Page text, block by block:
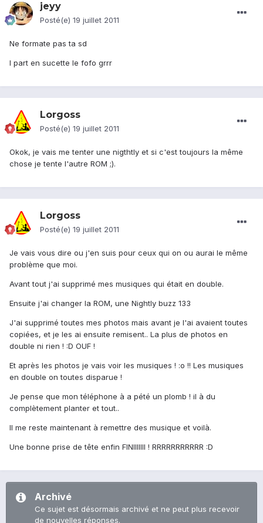
jeyy
Posté(e) 19 juillet 2011
Ne formate pas ta sd
I part en sucette le fofo grrr
Lorgoss
Posté(e) 19 juillet 2011
Okok, je vais me tenter une nigthtly et si c'est toujours la même
chose je tente l'autre ROM ;).
Lorgoss
Posté(e) 19 juillet 2011
Je vais vous dire ou j'en suis pour ceux qui on ou aurai le même
problème que moi.
Avant tout j'ai supprimé mes musiques qui était en double.
Ensuite j'ai changer la ROM, une Nightly buzz 133
J'ai supprimé toutes mes photos mais avant je l'ai avaient toutes
copiées, et je les ai ensuite remisent.. La plus de photos en
double ni rien ! :D OUF !
Et après les photos je vais voir les musiques ! :o !! Les musiques
en double on toutes disparue !
Je pense que mon téléphone à a pété un plomb ! il à du
complètement planter et tout..
Il me reste maintenant à remettre des musique et voilà.
Une bonne prise de tête enfin FINIIIIIII ! RRRRRRRRRRR :D
Archivé
Ce sujet est désormais archivé et ne peut plus recevoir
de nouvelles réponses.